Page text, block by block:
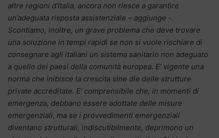
altre regioni d’Italia, ancora non riesce a garantire
un’adeguata risposta assistenziale – aggiunge -.
Scontiamo, inoltre, un grave problema che deve trovare
una soluzione in tempi rapidi se non si vuole rischiare di
consegnare agli italiani un sistema sanitario non adeguato
a quello dei paesi della comunità europea. E’ vigente una
norma che inibisce la crescita sine die delle strutture
private accreditate. E’ comprensibile che, in momenti di
emergenza, debbano essere adottate delle misure
emergenziali, ma se i provvedimenti emergenziali
diventano strutturali, indiscutibilmente, deprimono un